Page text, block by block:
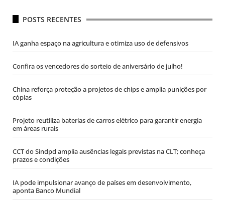
POSTS RECENTES
IA ganha espaço na agricultura e otimiza uso de defensivos
Confira os vencedores do sorteio de aniversário de julho!
China reforça proteção a projetos de chips e amplia punições por
cópias
Projeto reutiliza baterias de carros elétrico para garantir energia
em áreas rurais
CCT do Sindpd amplia ausências legais previstas na CLT; conheça
prazos e condições
IA pode impulsionar avanço de países em desenvolvimento,
aponta Banco Mundial